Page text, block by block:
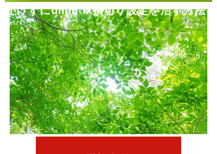
かけずにdmm fx損切り設定を治す方法